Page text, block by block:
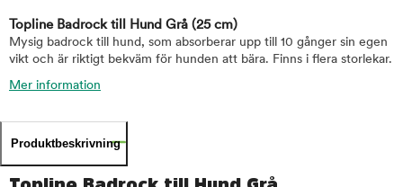
Topline Badrock till Hund Grå (25 cm)
Mysig badrock till hund, som absorberar upp till 10 gånger sin egen
vikt och är riktigt bekväm för hunden att bära. Finns i flera storlekar.
Mer information
Produktbeskrivning